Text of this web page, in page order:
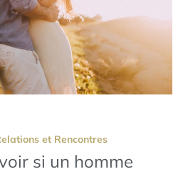
et Rencontres
si un homme